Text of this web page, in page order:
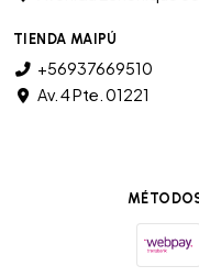
TIENDA MAIPÚ
+56937669510
Av. 4 Pte. 01221